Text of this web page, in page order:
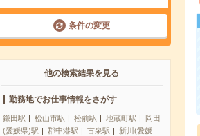
条件の変更
他の検索結果を見る
勤務地でお仕事情報をさがす
鎌田駅 松山市駅 松前駅 地蔵町駅
岡田
(愛媛県)駅
郡中港駅 古泉駅
新川(愛媛